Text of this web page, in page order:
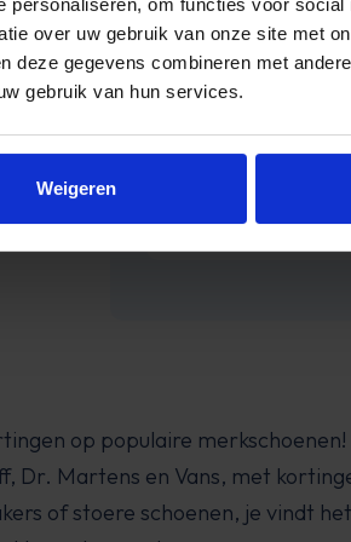
om functies voor social
over uw gebruik van onze site met
deze gegevens combineren met
gebruik van hun services.
Weigeren
En de
op populaire
Dr. Martens en Vans, met
of stoere schoenen, je vindt